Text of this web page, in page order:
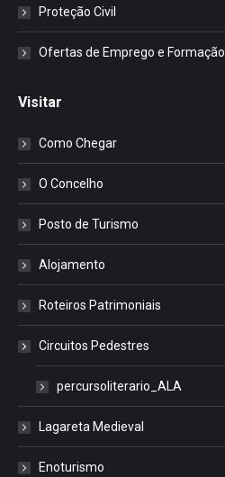
Proteção Civil
Ofertas de Emprego e Formação
Visitar
Como Chegar
O Concelho
Posto de Turismo
Alojamento
Roteiros Patrimoniais
Circuitos Pedestres
percursoliterario_ALA
Lagareta Medieval
Enoturismo